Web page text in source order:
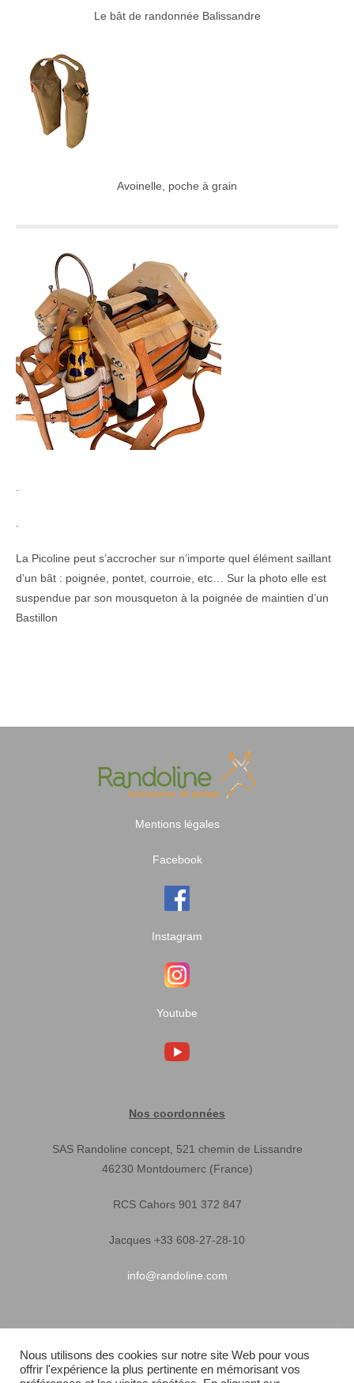
Le bât de randonnée Balissandre
Avoinelle, poche à grain
La Picoline peut s’accrocher sur n’importe quel élément saillant
d’un bât : poignée, pontet, courroie, etc… Sur la photo elle est
suspendue par son mousqueton à la poignée de maintien d’un
Bastillon
Mentions légales
Facebook
Instagram
Youtube
Nos coordonnées
SAS Randoline concept, 521 chemin de Lissandre
46230 Montdoumerc (France)
RCS Cahors 901 372 847
Jacques +33 608-27-28-10
info@randoline.com
Garantie matériel
Nous utilisons des cookies sur notre site Web pour vous
offrir l'expérience la plus pertinente en mémorisant vos